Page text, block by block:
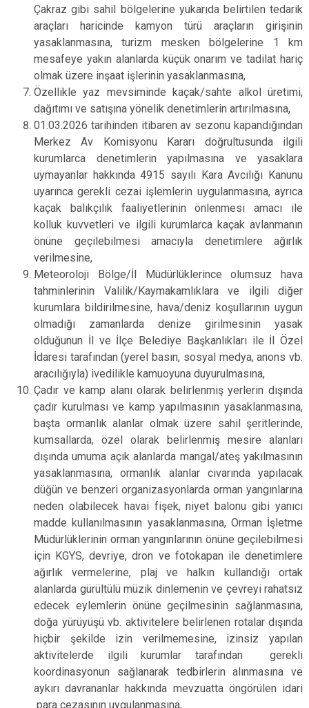
Çakraz gibi sahil bölgelerine yukarıda belirtilen tedarik
araçları haricinde kamyon türü araçların girişinin
yasaklanmasına, turizm mesken bölgelerine 1 km
mesafeye yakın alanlarda küçük onarım ve tadilat hariç
olmak üzere inşaat işlerinin yasaklanmasına,
Özellikle yaz mevsiminde kaçak/sahte alkol üretimi,
dağıtımı ve satışına yönelik denetimlerin artırılmasına,
01.03.2026 tarihinden itibaren av sezonu kapandığından
Merkez Av Komisyonu Kararı doğrultusunda ilgili
kurumlarca denetimlerin yapılmasına ve yasaklara
uymayanlar hakkında 4915 sayılı Kara Avcılığı Kanunu
uyarınca gerekli cezai işlemlerin uygulanmasına, ayrıca
kaçak balıkçılık faaliyetlerinin önlenmesi amacı ile
kolluk kuvvetleri ve ilgili kurumlarca kaçak avlanmanın
önüne geçilebilmesi amacıyla denetimlere ağırlık
verilmesine,
Meteoroloji Bölge/İl Müdürlüklerince olumsuz hava
tahminlerinin Valilik/Kaymakamlıklara ve ilgili diğer
kurumlara bildirilmesine, hava/deniz koşullarının uygun
olmadığı zamanlarda denize girilmesinin yasak
olduğunun İl ve İlçe Belediye Başkanlıkları ile İl Özel
İdaresi tarafından (yerel basın, sosyal medya, anons vb.
aracılığıyla) ivedilikle kamuoyuna duyurulmasına,
Çadır ve kamp alanı olarak belirlenmiş yerlerin dışında
çadır kurulması ve kamp yapılmasının yasaklanmasına,
başta ormanlık alanlar olmak üzere sahil şeritlerinde,
kumsallarda, özel olarak belirlenmiş mesire alanları
dışında umuma açık alanlarda mangal/ateş yakılmasının
yasaklanmasına, ormanlık alanlar civarında yapılacak
düğün ve benzeri organizasyonlarda orman yangınlarına
neden olabilecek havai fişek, niyet balonu gibi yanıcı
madde kullanılmasının yasaklanmasına, Orman İşletme
Müdürlüklerinin orman yangınlarının önüne geçilebilmesi
için KGYS, devriye, dron ve fotokapan ile denetimlere
ağırlık vermelerine, plaj ve halkın kullandığı ortak
alanlarda gürültülü müzik dinlemenin ve çevreyi rahatsız
edecek eylemlerin önüne geçilmesinin sağlanmasına,
doğa yürüyüşü vb. aktivitelere belirlenen rotalar dışında
hiçbir şekilde izin verilmemesine, izinsiz yapılan
aktivitelerde ilgili kurumlar tarafından gerekli
koordinasyonun sağlanarak tedbirlerin alınmasına ve
aykırı davrananlar hakkında mevzuatta öngörülen idari
para cezasının uygulanmasına,